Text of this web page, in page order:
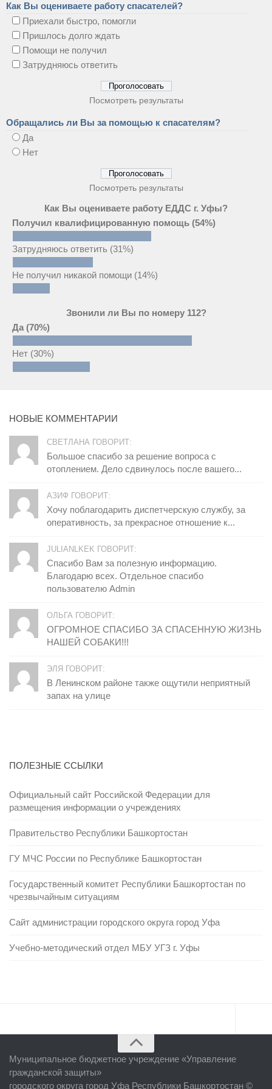
Как Вы оцениваете работу спасателей?
Приехали быстро, помогли
Пришлось долго ждать
Помощи не получил
Затрудняюсь ответить
Посмотреть результаты
Обращались ли Вы за помощью к спасателям?
Да
Нет
Посмотреть результаты
Как Вы оцениваете работу ЕДДС г. Уфы?
Получил квалифицированную помощь (54%)
Затрудняюсь ответить (31%)
Не получил никакой помощи (14%)
Звонили ли Вы по номеру 112?
Да (70%)
Нет (30%)
НОВЫЕ КОММЕНТАРИИ
СВЕТЛАНА ГОВОРИТ:
Большое спасибо за решение вопроса с
отоплением. Дело сдвинулось после вашего...
АЗИФ ГОВОРИТ:
Хочу поблагодарить диспетчерскую службу, за
оперативность, за прекрасное отношение к...
JULIANLKEK ГОВОРИТ:
Спасибо Вам за полезную информацию.
Благодарю всех. Отдельное спасибо
пользователю Admin
ОЛЬГА ГОВОРИТ:
ОГРОМНОЕ СПАСИБО ЗА СПАСЕННУЮ ЖИЗНЬ
НАШЕЙ СОБАКИ!!!
ЭЛЯ ГОВОРИТ:
В Ленинском районе также ощутили неприятный
запах на улице
ПОЛЕЗНЫЕ ССЫЛКИ
Официальный сайт Российской Федерации для
размещения информации о учреждениях
Правительство Республики Башкортостан
ГУ МЧС России по Республике Башкортостан
Государственный комитет Республики Башкортостан по
чрезвычайным ситуациям
Сайт администрации городского округа город Уфа
Учебно-методический отдел МБУ УГЗ г. Уфы
Об учреждении
Муниципальное бюджетное учреждение «Управление
гражданской защиты»
городского округа город Уфа Республики Башкортостан ©